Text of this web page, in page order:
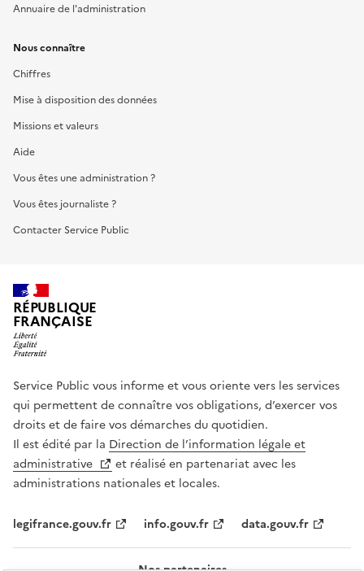
Annuaire de l'administration
Nous connaître
Chiffres
Mise à disposition des données
Missions et valeurs
Aide
Vous êtes une administration ?
Vous êtes journaliste ?
Contacter Service Public
RÉPUBLIQUE
FRANÇAISE
Service Public vous informe et vous oriente vers les services
qui permettent de connaître vos obligations, d’exercer vos
droits et de faire vos démarches du quotidien.
Il est édité par la Direction de l’information légale et
administrative
et réalisé en partenariat avec les
administrations nationales et locales.
legifrance.gouv.fr info.gouv.fr data.gouv.fr